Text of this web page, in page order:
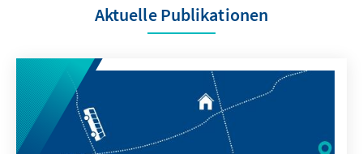
Aktuelle Publikationen